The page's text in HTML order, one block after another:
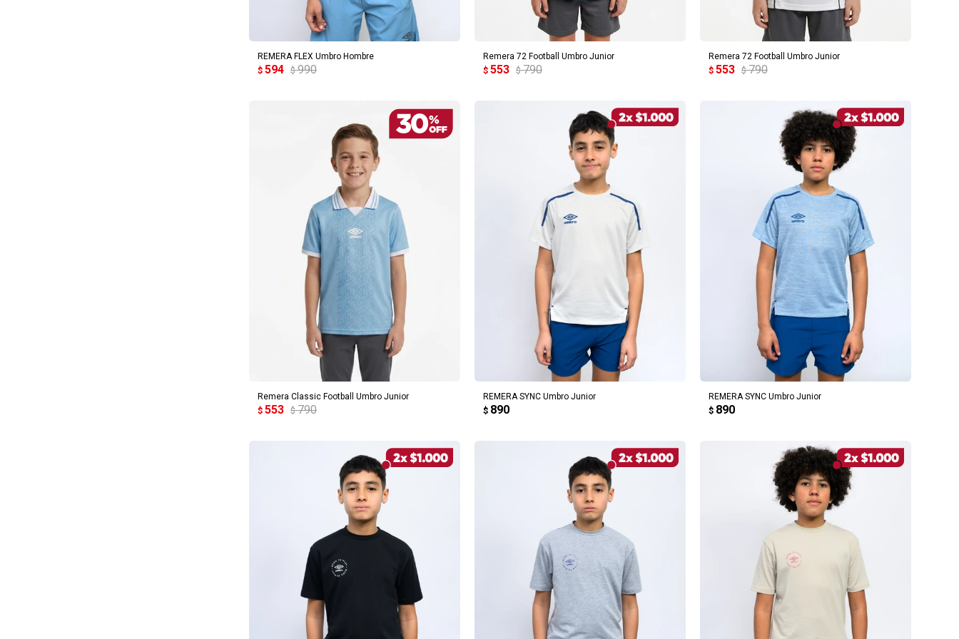
REMERA FLEX Umbro Hombre
$ 594 $ 990
AGREGAR AL CARRITO
Remera 72 Football Umbro Junior
$ 553 $ 790
AGREGAR AL CARRITO
Remera 72 Football Umbro Junior
$ 553 $ 790
AGREGAR AL CARRITO
Remera Classic Football Umbro Junior
$ 553 $ 790
AGREGAR AL CARRITO
REMERA SYNC Umbro Junior
$ 890
AGREGAR AL CARRITO
REMERA SYNC Umbro Junior
$ 890
AGREGAR AL CARRITO